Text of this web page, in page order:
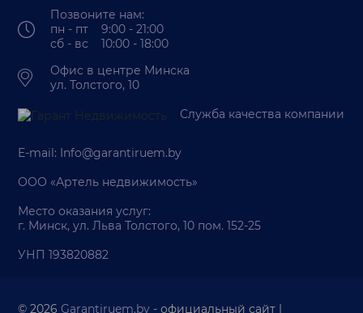
Позвоните нам:
пн - пт 9:00 - 21:00
сб - вс 10:00 - 18:00
Офис в центре Минска
ул. Толстого, 10
Служба качества компании
E-mail: Info@garantiruem.by
ООО «Артель недвижимость»
Место оказания услуг:
г. Минск, ул. Льва Толстого, 10 пом. 152-25
УНП 193820882
© 2026Garantiruem.by - официальный сайт |